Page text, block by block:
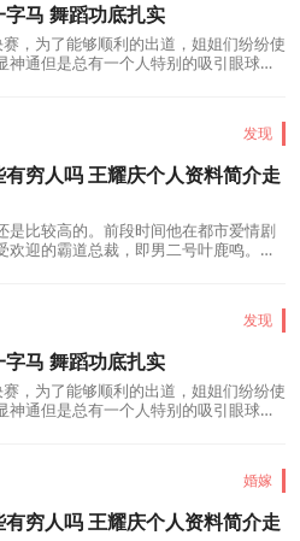
马 舞蹈功底扎实
，为了能够顺利的出道，姐姐们纷纷使
通但是总有一个人特别的吸引眼球，
发现
穷人吗 王耀庆个人资料简介走
比较高的。前段时间他在都市爱情剧
欢迎的霸道总裁，即男二号叶鹿鸣。王
发现
马 舞蹈功底扎实
，为了能够顺利的出道，姐姐们纷纷使
通但是总有一个人特别的吸引眼球，
婚嫁
穷人吗 王耀庆个人资料简介走